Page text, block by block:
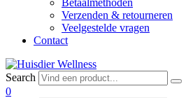
Betaalmethoden
Verzenden & retourneren
Veelgestelde vragen
Contact
Search
0